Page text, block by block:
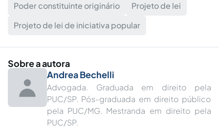
Poder constituinte originário
Projeto de lei
Projeto de lei de iniciativa popular
Sobre a autora
Andrea Bechelli
Advogada. Graduada em direito pela
PUC/SP. Pós-graduada em direito público
pela PUC/MG. Mestranda em direito pela
PUC/SP.